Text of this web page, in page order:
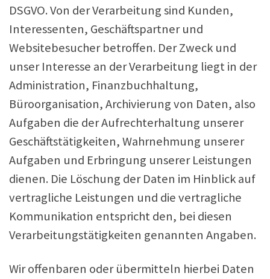
DSGVO. Von der Verarbeitung sind Kunden,
Interessenten, Geschäftspartner und
Websitebesucher betroffen. Der Zweck und
unser Interesse an der Verarbeitung liegt in der
Administration, Finanzbuchhaltung,
Büroorganisation, Archivierung von Daten, also
Aufgaben die der Aufrechterhaltung unserer
Geschäftstätigkeiten, Wahrnehmung unserer
Aufgaben und Erbringung unserer Leistungen
dienen. Die Löschung der Daten im Hinblick auf
vertragliche Leistungen und die vertragliche
Kommunikation entspricht den, bei diesen
Verarbeitungstätigkeiten genannten Angaben.
Wir offenbaren oder übermitteln hierbei Daten